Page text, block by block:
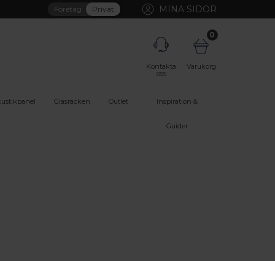
Företag Privat MINA SIDOR
Kontakta
oss
0
Varukorg
Glasräcken Outlet Inspiration &
Guider